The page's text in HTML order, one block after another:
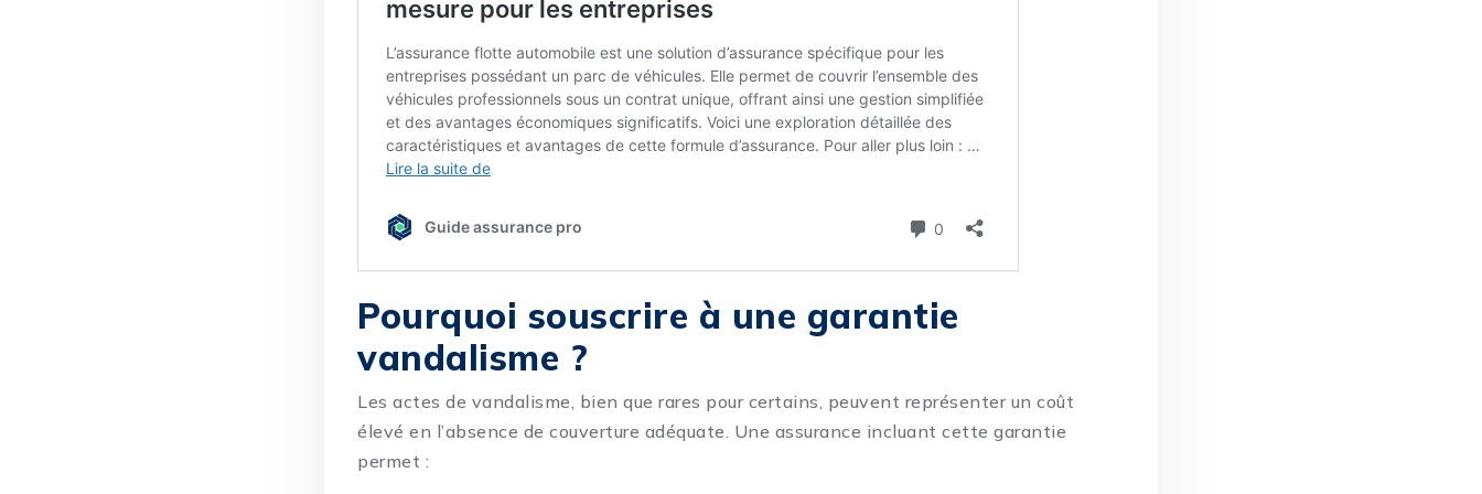
Pourquoi souscrire à une garantie
vandalisme ?
Les actes de vandalisme, bien que rares pour certains, peuvent représenter un coût
élevé en l’absence de couverture adéquate. Une assurance incluant cette garantie
permet :